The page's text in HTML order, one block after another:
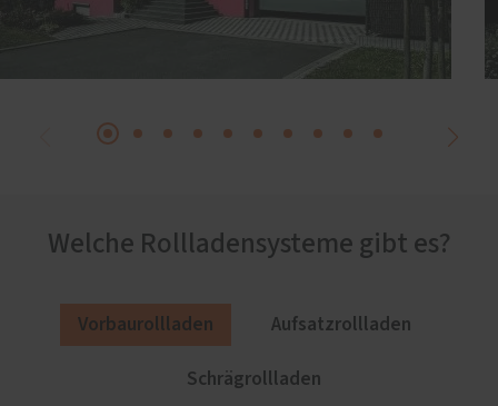
Welche Rollladensysteme gibt es?
Vorbaurollladen
Aufsatzrollladen
Schrägrollladen